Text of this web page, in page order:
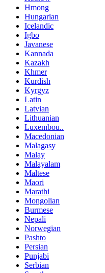
Hmong
Hungarian
Icelandic
Igbo
Javanese
Kannada
Kazakh
Khmer
Kurdish
Kyrgyz
Latin
Latvian
Lithuanian
Luxembou..
Macedonian
Malagasy
Malay
Malayalam
Maltese
Maori
Marathi
Mongolian
Burmese
Nepali
Norwegian
Pashto
Persian
Punjabi
Serbian